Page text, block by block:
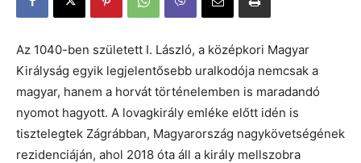
Az 1040-ben született I. László, a középkori Magyar
Királyság egyik legjelentősebb uralkodója nemcsak a
magyar, hanem a horvát történelemben is maradandó
nyomot hagyott. A lovagkirály emléke előtt idén is
tisztelegtek Zágrábban, Magyarország nagykövetségének
rezidenciáján, ahol 2018 óta áll a király mellszobra